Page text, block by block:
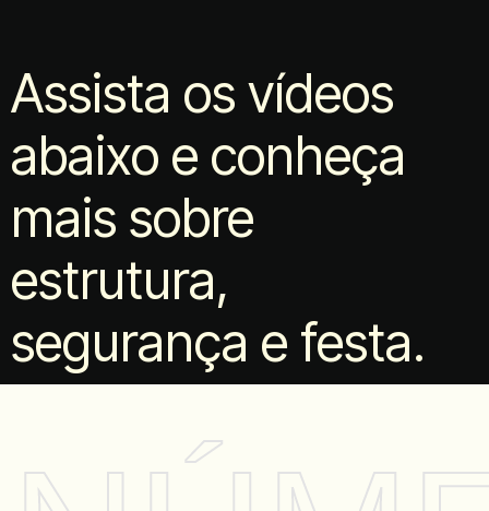
Assista os vídeos
abaixo e conheça
mais sobre
estrutura,
segurança e festa.